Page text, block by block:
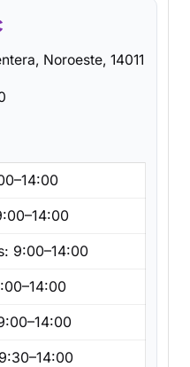
Noroeste, 14011
9:00–14:00